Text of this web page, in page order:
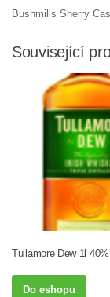
Bushmills Sherry
Související
Tullamore Dew 1l 40%
Do eshopu